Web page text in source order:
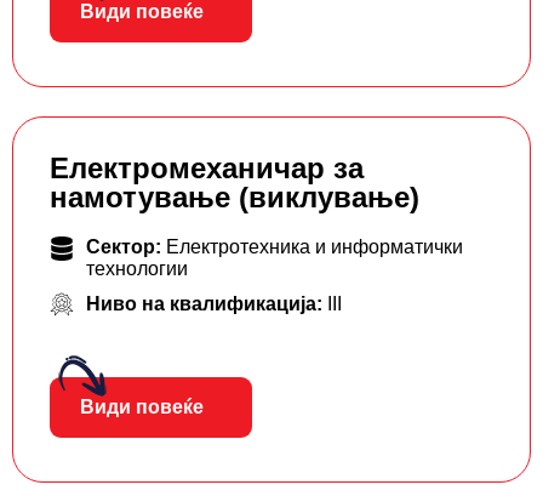
Види повеќе
Електромеханичар за
намотување (виклување)
Сектор: Електротехника и информатички
технологии
Ниво на квалификација:
Види повеќе